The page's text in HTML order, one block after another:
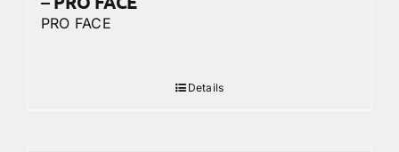
PRO FACE
Details